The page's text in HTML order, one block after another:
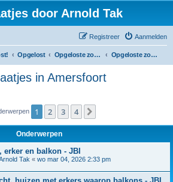
door Arnold Tak
Aanmelden
Registreer
Opgelost Opgeloste zoekplaatjes in Utrecht Opgeloste zoekplaatjes in Amersfoort
in Amersfoort
1 2 3 4
Onderwerpen
erker en balkon - JBI
Tak « wo mar 04, 2026 2:33 pm